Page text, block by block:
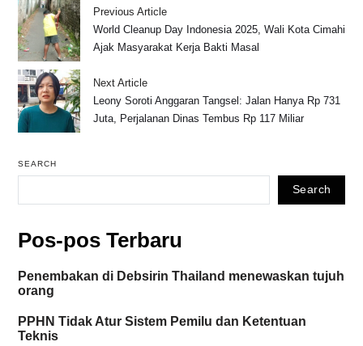
Previous Article
World Cleanup Day Indonesia 2025, Wali Kota Cimahi
Ajak Masyarakat Kerja Bakti Masal
Next Article
Leony Soroti Anggaran Tangsel: Jalan Hanya Rp 731
Juta, Perjalanan Dinas Tembus Rp 117 Miliar
SEARCH
Search
Pos-pos Terbaru
Penembakan di Debsirin Thailand menewaskan tujuh
orang
PPHN Tidak Atur Sistem Pemilu dan Ketentuan
Teknis